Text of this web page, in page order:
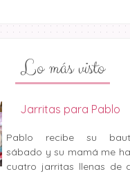
Lo más visto
Jarritas para Pablo
Pablo recibe su
sábado y su mamá me
cuatro jarritas llenas de